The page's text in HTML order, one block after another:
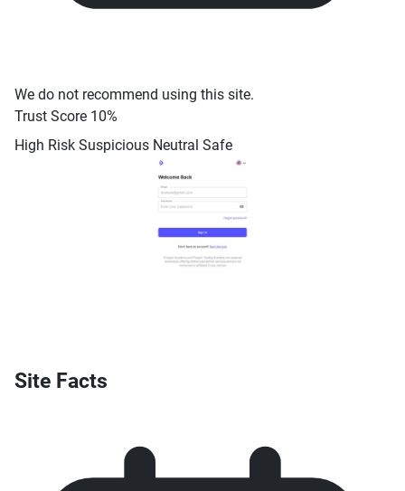
We do not recommend using this site.
Trust Score 10%
High Risk Suspicious Neutral Safe
Site Facts